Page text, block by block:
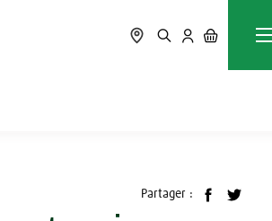
plaies des enfants ?
Partager :